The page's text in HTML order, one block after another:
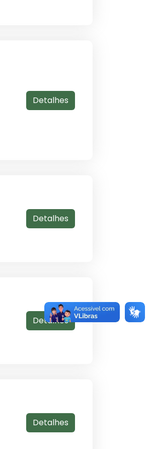
Detalhes
Detalhes
Detalhes
Detalhes